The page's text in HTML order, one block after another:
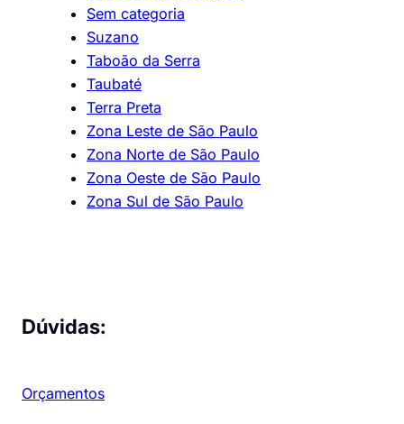
Sem categoria
Suzano
Taboão da Serra
Taubaté
Terra Preta
Zona Leste de São Paulo
Zona Norte de São Paulo
Zona Oeste de São Paulo
Zona Sul de São Paulo
Dúvidas:
Orçamentos